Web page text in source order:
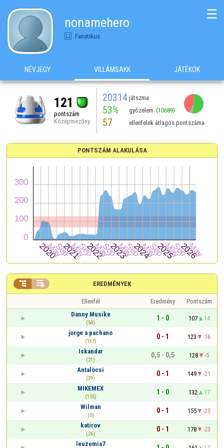
nonamehero
Fanatikus
☰
NÉVJEGY VILLÁMSAKK JÁTÉKOK
121
pontszám
Középmezőny
20314 játszma
53% győzelem (10689)
57 ellenfelek átlagos pontszáma
PONTSZÁM ALAKULÁSA
EREDMÉNYEK
 
Ellenfél Eredmény
Pontszám
Danny Musike
(54)
1 - 0 107
14
jorge a pachano
(117)
0 - 1 123
-16
Iskandar
(21)
0,5 - 0,5 128
-5
Antalöcsi
(39)
0 - 1 149
-21
MIKEMEX
(155)
1 - 0 132
17
Wilman
(0)
0 - 1 155
-23
katirov
(26)
0 - 1 178
-23
leuzemia7